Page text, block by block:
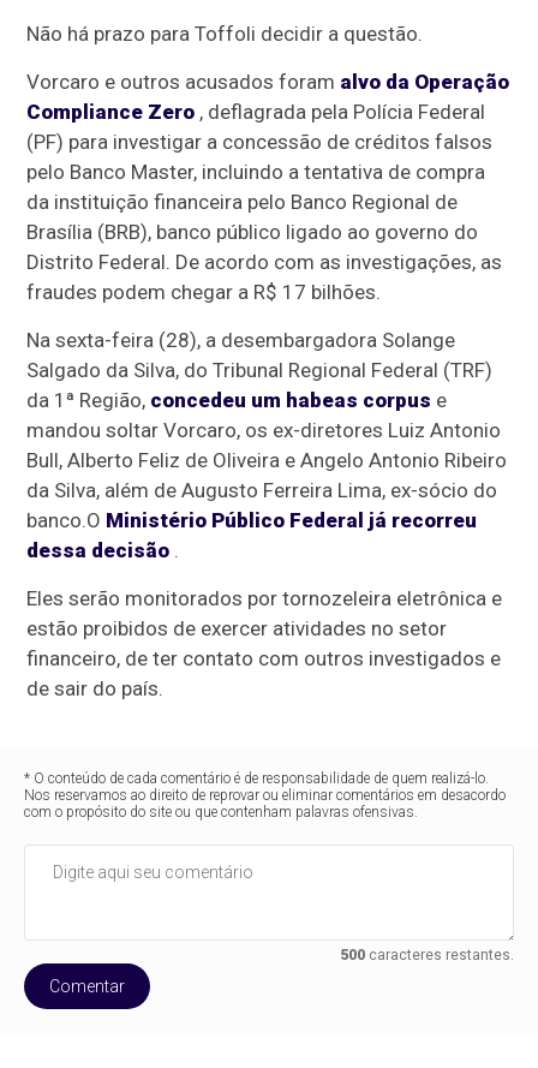
Não há prazo para Toffoli decidir a questão.
Vorcaro e outros acusados foram alvo da Operação
Compliance Zero , deflagrada pela Polícia Federal
(PF) para investigar a concessão de créditos falsos
pelo Banco Master, incluindo a tentativa de compra
da instituição financeira pelo Banco Regional de
Brasília (BRB), banco público ligado ao governo do
Distrito Federal. De acordo com as investigações, as
fraudes podem chegar a R$ 17 bilhões.
Na sexta-feira (28), a desembargadora Solange
Salgado da Silva, do Tribunal Regional Federal (TRF)
da 1ª Região, concedeu um habeas corpus e
mandou soltar Vorcaro, os ex-diretores Luiz Antonio
Bull, Alberto Feliz de Oliveira e Angelo Antonio Ribeiro
da Silva, além de Augusto Ferreira Lima, ex-sócio do
banco.O Ministério Público Federal já recorreu
dessa decisão .
Eles serão monitorados por tornozeleira eletrônica e
estão proibidos de exercer atividades no setor
financeiro, de ter contato com outros investigados e
de sair do país.
* O conteúdo de cada comentário é de responsabilidade de quem realizá-lo.
Nos reservamos ao direito de reprovar ou eliminar comentários em desacordo
com o propósito do site ou que contenham palavras ofensivas.
500caracteres restantes.
Comentar